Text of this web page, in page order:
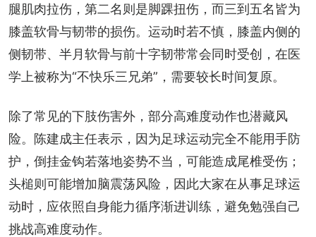
腿肌肉拉伤，第二名则是脚踝扭伤，而三到五名皆为
膝盖软骨与韧带的损伤。运动时若不慎，膝盖内侧的
侧韧带、半月软骨与前十字韧带常会同时受创，在医
学上被称为“不快乐三兄弟”，需要较长时间复原。
除了常见的下肢伤害外，部分高难度动作也潜藏风
险。陈建成主任表示，因为足球运动完全不能用手防
护，倒挂金钩若落地姿势不当，可能造成尾椎受伤；
头槌则可能增加脑震荡风险，因此大家在从事足球运
动时，应依照自身能力循序渐进训练，避免勉强自己
挑战高难度动作。